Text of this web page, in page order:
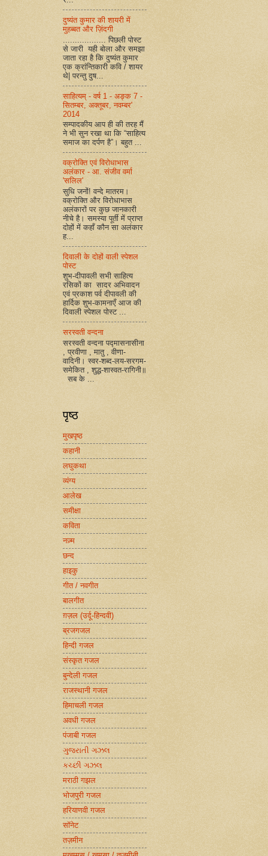
दुष्यंत कुमार की शायरी में
मुहब्बत और ज़िंदगी
.................. पिछली पोस्ट
से जारी यही बोला और समझा
जाता रहा है कि दुष्यंत कुमार
एक क्रांन्तिकारी कवि / शायर
थे| परन्तु दुष...
साहित्यम् - वर्ष 1 - अङ्क 7 -
सितम्बर, अक्तूबर, नवम्बर'
2014
सम्पादकीय आप ही की तरह मैं
ने भी सुन रखा था कि “साहित्य
समाज का दर्पण है”। बहुत ...
वक्रोक्ति एवं विरोधाभास
अलंकार - आ. संजीव वर्मा
'सलिल'
सुधि जनों! वन्दे मातरम।
वक्रोक्ति और विरोधाभास
अलंकारों पर कुछ जानकारी
नीचे है। समस्या पूर्ती में प्राप्त
दोहों में कहाँ कौन सा अलंकार
ह...
दिवाली के दोहों वाली स्पेशल
पोस्ट
शुभ-दीपावली सभी साहित्य
रसिकों का सादर अभिवादन
एवं प्रकाश पर्व दीपावली की
हार्दिक शुभ-कामनाएँ आज की
दिवाली स्पेशल पोस्ट ...
सरस्वती वन्दना
सरस्वती वन्दना पद्मासनासीना
, प्रवीणा , मातु , वीणा-
वादिनी। स्वर-शब्द-लय-सरगम-
समेकित , शुद्ध-शास्वत-रागिनी॥
सब के ...
पृष्ठ
मुखपृष्ठ
कहानी
लघुकथा
व्यंग्य
आलेख
समीक्षा
कविता
नज़्म
छन्द
हाइकु
गीत / नवगीत
बालगीत
ग़ज़ल (उर्दू-हिन्दवी)
ब्रजगजल
हिन्दी गजल
संस्कृत गजल
बुन्देली गजल
राजस्थानी गजल
हिमाचली गजल
अवधी गजल
पंजाबी गजल
ગુજરાતી ગઝલ
કચ્છી ગઝલ
मराठी गझल
भोजपुरी गजल
हरियाणवी गजल
सॉनेट
तज़मीन